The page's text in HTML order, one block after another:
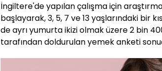
İngiltere'de yapılan çalışma için
başlayarak, 3, 5, 7 ve 13 yaşlarındaki bir
de ayrı yumurta ikizi olmak üzere 2 bin
tarafından doldurulan yemek anketi